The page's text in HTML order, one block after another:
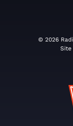
© 2026
Site